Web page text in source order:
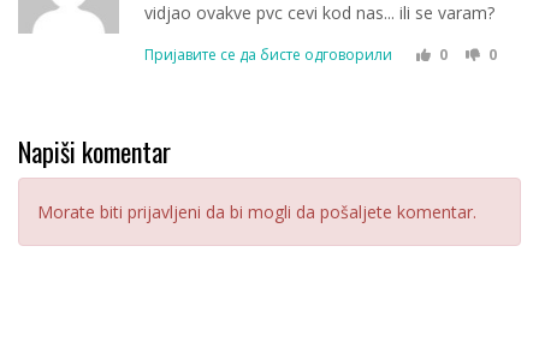
vidjao ovakve pvc cevi kod nas... ili se varam?
Пријавите се да бисте одговорили 0 0
Napiši komentar
Morate biti prijavljeni da bi mogli da pošaljete komentar.